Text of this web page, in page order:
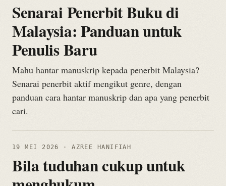
Senarai Penerbit Buku di
Malaysia: Panduan untuk
Penulis Baru
Mahu hantar manuskrip kepada penerbit Malaysia?
Senarai penerbit aktif mengikut genre, dengan
panduan cara hantar manuskrip dan apa yang penerbit
cari.
19 MEI 2026 · AZREE HANIFIAH
Bila tuduhan cukup untuk